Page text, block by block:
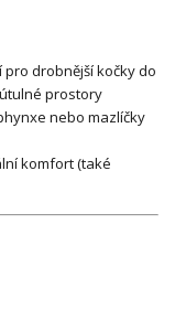
pro drobnější kočky do
prostory
nebo mazlíčky
komfort (také